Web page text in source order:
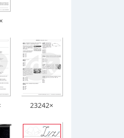
23242×